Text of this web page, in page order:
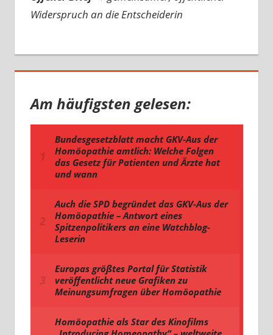
Widerspruch an die Entscheiderin
Am häufigsten gelesen: